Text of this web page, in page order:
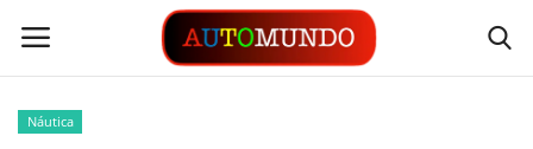
Náutica